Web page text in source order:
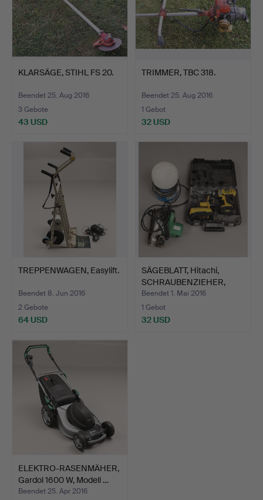
KLARSÄGE, STIHL FS 20.
Beendet 25. Aug 2016
3 Gebote
43 USD
TRIMMER, TBC 318.
Beendet 25. Aug 2016
1 Gebot
32 USD
TREPPENWAGEN, Easylift.
Beendet 8. Jun 2016
2 Gebote
64 USD
SÄGEBLATT, Hitachi,
SCHRAUBENZIEHER,
Dewal…
Beendet 1. Mai 2016
1 Gebot
32 USD
ELEKTRO-RASENMÄHER,
Gardol 1600 W, Modell …
Beendet 25. Apr 2016